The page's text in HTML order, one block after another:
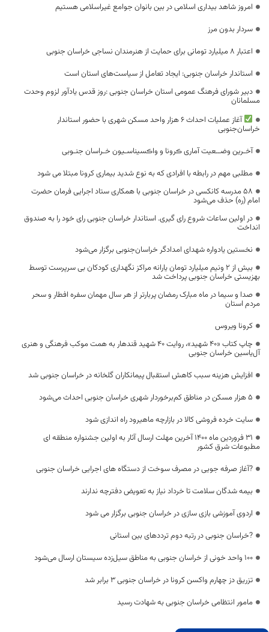
امروز شاهد بیداری اسلامی در بین بانوان جوامع غیراسلامی هستیم
سردار بدون مرز
اعتبار ۸ میلیارد تومانی برای حمایت از هنرمندان نساجی خراسان جنوبی
استاندار خراسان جنوبی: ایجاد تعامل از سیاست‌های استان است
دبیر شورای فرهنگ عمومی استان خراسان جنوبی :روز قدس یادآور لزوم وحدت
مسلمانان
آغاز عملیات احداث ۶ هزار واحد مسکن شهری با حضور استاندار
خراسان‌جنوبی
آخـرین وضــعیت آماری ڪرونا و واڪسیناسـیون خـراسان جنـوبی
مطلبی مهم در رابطه با افرادی که‌ به نوع شدید بیماری کرونا مبتلا می شود
۵۸ مدرسه کانکسی در خراسان جنوبی با همکاری ستاد اجرایی فرمان حضرت
امام (ره) حذف می‌شود
در اولین ساعات شروع رای گیری. استاندار خراسان جنوبی رای خود را به صندوق
انداخت
نخستین یادواره شهدای امدادگر خراسان‌جنوبی برگزار می‌شود
بیش از ۲ ونیم میلیارد تومان یارانه مراکز نگهداری کودکان بی سرپرست توسط
بهزیستی خراسان جنوبی پرداخت شد
صدا و سیما در ماه مبارک رمضان پربارتر از هر سال مهمان سفره افطار و سحر
مردم استان
کرونا ویروس
چاپ کتاب «۴۰ شهید»، روایت ۴۰ شهید قندهار به همت موکب فرهنگی و هنری
آل‌یاسین خراسان جنوبی
افزایش هزینه سبب کاهش استقبال پیمانکاران گلخانه در خراسان جنوبی شد
۵ هزار مسکن در مناطق کم‌برخوردار شهری خراسان جنوبی احداث می‌شود
سایت خرده فروشی کالا در بازارچه ماهیرود راه اندازی شود
31 فروردین ماه 1400 آخرین مهلت ارسال آثار به اولین جشنواره منطقه ای
مطبوعات شرق کشور
?آغاز صرفه جویی در مصرف سوخت از دستگاه های اجرایی خراسان جنوبی
بیمه‌ شدگان سلامت تا خرداد نیاز به تعویض دفترچه ندارند
اردوی آموزشی بازی سازی در خراسان جنوبی برگزار می شود
?خراسان جنوبی در رتبه دوم ترددهای بین استانی
100 واحد خونی از خراسان جنوبی به مناطق سیل‌زده سیستان ارسال می‌شود
تزریق دز چهارم واکسن کرونا در خراسان جنوبی ۳ برابر شد
مامور انتظامی خراسان جنوبی به شهادت رسید